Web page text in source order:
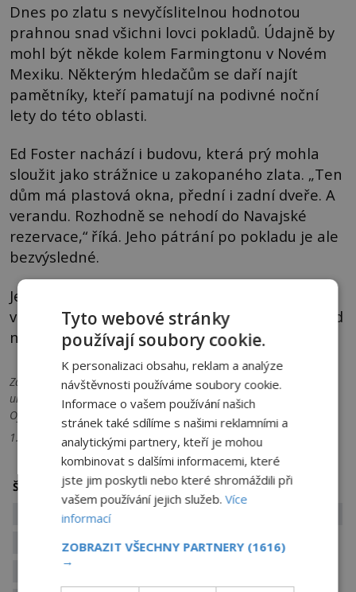
Dnes po zlatu s nevyčíslitelnou hodnotou
prahnou snad všichni lovci pokladů. Údajně by
mohl být někde kolem Farmingtonu v Novém
Mexiku. Některým hledačům se daří najít
pamětníky, kteří pamatují na podivné noční
lety do této oblasti.
Ed Foster nachází i budovu, která prý mohla
sloužit jako strážnice u zakopaného zlata. „Ten
dům má plastová okna, přední i zadní dveře. A
verandu. Rozhodně se nehodí do Navajské
rezervace,“ říká. Jeho pátrání po pokladu je ale
bezvýsledné.
Je tam vůbec ještě? Nebo se snad Trabuco
v tichosti domluvil s americkou vládou, která od
něj získala zlato za zlomek zamýšlené ceny?
Zdroje informací:W. C. Jameson - New Mexico Treasure Tales,
unsolved.com - LEON TRABUCO’S GOLD, grunge.com - The Mystery
Of Leon Trabuco's Lost Gold
1. Pixabay 2. Unsolved243, Unsolved Mysteries Wiki 3. Pixabay
Štítky: hledání pokladu
indiáni
indiánské pohřebiště
poklad
poklady
ukryté poklady
zlatý poklad
Tyto webové stránky
používají soubory cookie.
K personalizaci obsahu, reklam a analýze
návštěvnosti používáme soubory cookie.
Informace o vašem používání našich
stránek také sdílíme s našimi reklamními a
analytickými partnery, kteří je mohou
kombinovat s dalšími informacemi, které
jste jim poskytli nebo které shromáždili při
vašem používání jejich služeb.Více
informací
ZOBRAZIT VŠECHNY PARTNERY (1616)
→